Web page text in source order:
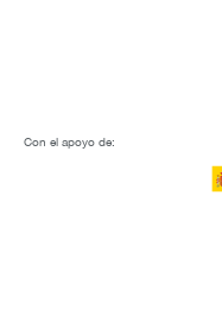
Con el apoyo de: